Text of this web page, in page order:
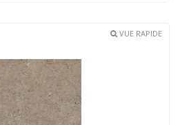
VUE RAPIDE